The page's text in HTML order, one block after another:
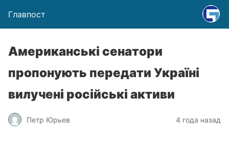
Главпост
Американські сенатори
пропонують передати Україні
вилучені російські активи
Петр Юрьев 4 года назад